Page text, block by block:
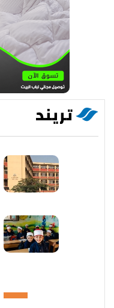
تريند